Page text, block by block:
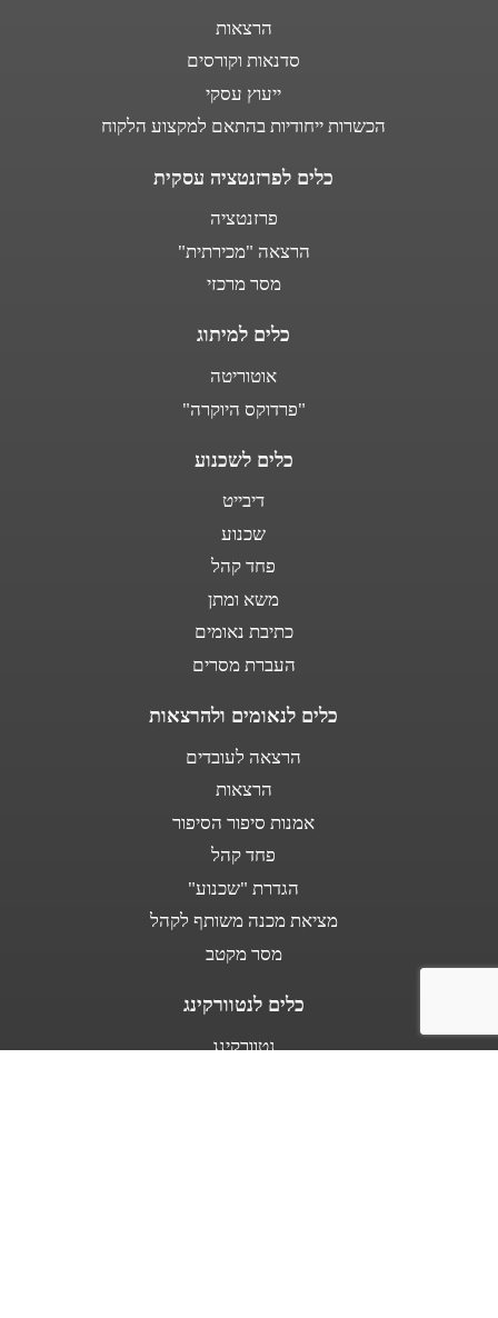
הרצאות
סדנאות וקורסים
ייעוץ עסקי
הכשרות ייחודיות בהתאם למקצוע הלקוח
כלים לפרזנטציה עסקית
פרזנטציה
הרצאה "מכירתית"
מסר מרכזי
כלים למיתוג
אוטוריטה
"פרדוקס היוקרה"
כלים לשכנוע
דיבייט
שכנוע
פחד קהל
משא ומתן
כתיבת נאומים
העברת מסרים
כלים לנאומים ולהרצאות
הרצאה לעובדים
הרצאות
אמנות סיפור הסיפור
פחד קהל
הגדרת "שכנוע"
מציאת מכנה משותף לקהל
מסר מקטב
כלים לנטוורקינג
נטוורקינג